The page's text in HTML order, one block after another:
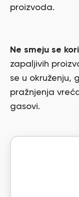
proizvoda.
Ne smeju se
zapaljivih
se u okruženju,
pražnjenja
gasovi.